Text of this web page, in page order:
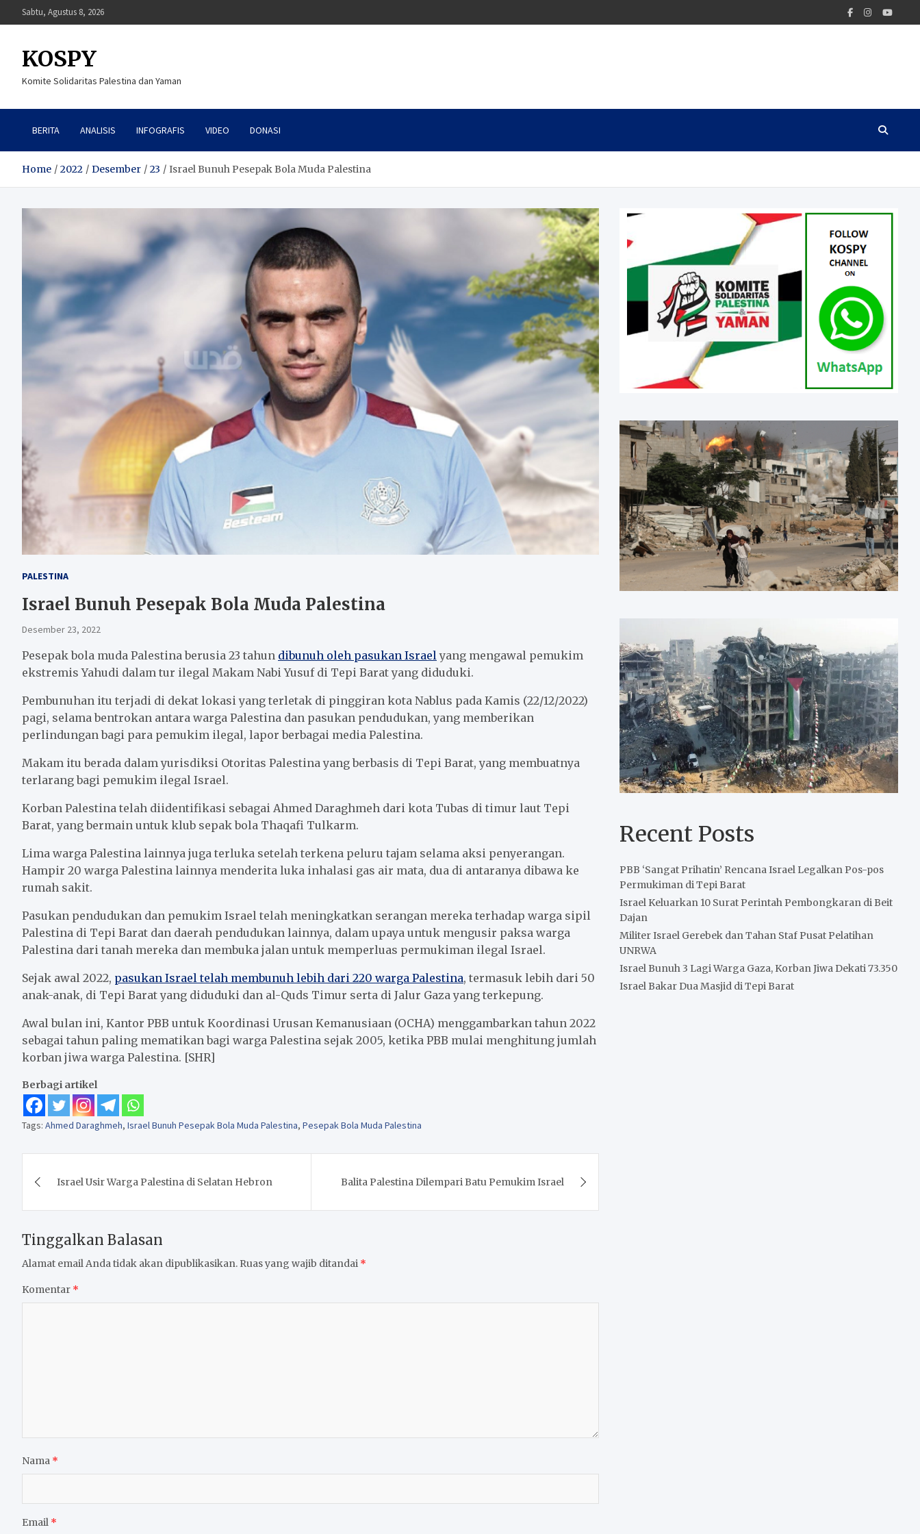
to
Sabtu, Agustus 8, 2026
KOSPY
Komite Solidaritas Palestina dan Yaman
BERITA ANALISIS INFOGRAFIS VIDEO DONASI
Home 2022 Desember 23 Israel Bunuh Pesepak Bola Muda Palestina
PALESTINA
Israel Bunuh Pesepak Bola Muda Palestina
Desember 23, 2022
Pesepak bola muda Palestina berusia 23 tahun dibunuh oleh pasukan Israel yang mengawal pemukim
ekstremis Yahudi dalam tur ilegal Makam Nabi Yusuf di Tepi Barat yang diduduki.
Pembunuhan itu terjadi di dekat lokasi yang terletak di pinggiran kota Nablus pada Kamis (22/12/2022)
pagi, selama bentrokan antara warga Palestina dan pasukan pendudukan, yang memberikan
perlindungan bagi para pemukim ilegal, lapor berbagai media Palestina.
Makam itu berada dalam yurisdiksi Otoritas Palestina yang berbasis di Tepi Barat, yang membuatnya
terlarang bagi pemukim ilegal Israel.
Korban Palestina telah diidentifikasi sebagai Ahmed Daraghmeh dari kota Tubas di timur laut Tepi
Barat, yang bermain untuk klub sepak bola Thaqafi Tulkarm.
Lima warga Palestina lainnya juga terluka setelah terkena peluru tajam selama aksi penyerangan.
Hampir 20 warga Palestina lainnya menderita luka inhalasi gas air mata, dua di antaranya dibawa ke
rumah sakit.
Pasukan pendudukan dan pemukim Israel telah meningkatkan serangan mereka terhadap warga sipil
Palestina di Tepi Barat dan daerah pendudukan lainnya, dalam upaya untuk mengusir paksa warga
Palestina dari tanah mereka dan membuka jalan untuk memperluas permukiman ilegal Israel.
Sejak awal 2022, pasukan Israel telah membunuh lebih dari 220 warga Palestina, termasuk lebih dari 50
anak-anak, di Tepi Barat yang diduduki dan al-Quds Timur serta di Jalur Gaza yang terkepung.
Awal bulan ini, Kantor PBB untuk Koordinasi Urusan Kemanusiaan (OCHA) menggambarkan tahun 2022
sebagai tahun paling mematikan bagi warga Palestina sejak 2005, ketika PBB mulai menghitung jumlah
korban jiwa warga Palestina. [SHR]
Berbagi artikel
Tags: Ahmed Daraghmeh, Israel Bunuh Pesepak Bola Muda Palestina, Pesepak Bola Muda Palestina
posIsrael Usir Warga Palestina di Selatan Hebron Balita Palestina Dilempari Batu Pemukim Israel
Tinggalkan Balasan
Alamat email Anda tidak akan dipublikasikan. Ruas yang wajib ditandai *
Komentar *
Nama *
Email *
Recent Posts
PBB ‘Sangat Prihatin’ Rencana Israel Legalkan Pos-pos
Permukiman di Tepi Barat
Israel Keluarkan 10 Surat Perintah Pembongkaran di Beit
Dajan
Militer Israel Gerebek dan Tahan Staf Pusat Pelatihan
UNRWA
Israel Bunuh 3 Lagi Warga Gaza, Korban Jiwa Dekati 73.350
Israel Bakar Dua Masjid di Tepi Barat